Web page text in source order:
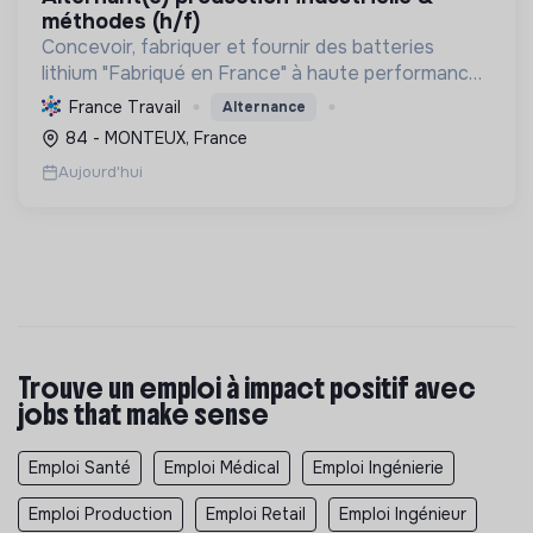
méthodes (h/f)
Concevoir, fabriquer et fournir des batteries
lithium "Fabriqué en France" à haute performance,
favorisant le stockage d'énergie et la mobilité
électrique, avec un engagement éco-responsable.
France Travail Alternance
84 - MONTEUX, France
Aujourd'hui
Trouve un emploi à impact positif avec
jobs that make sense
Emploi Santé Emploi Médical Emploi Ingénierie
Emploi Production Emploi Retail Emploi Ingénieur